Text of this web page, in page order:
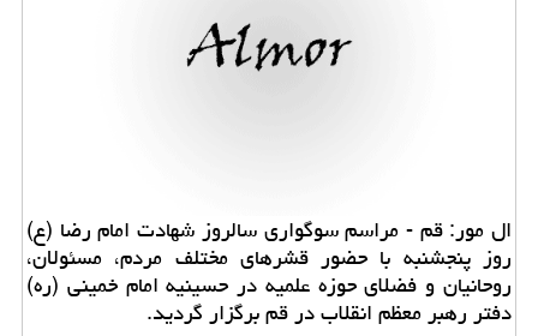
ال مور: قم - مراسم سوگواری سالروز شهادت امام رضا (ع)
روز پنجشنبه با حضور قشرهای مختلف مردم، مسئولان،
روحانیان و فضلای حوزه علمیه در حسینیه امام خمینی (ره)
دفتر رهبر معظم انقلاب در قم برگزار گردید.